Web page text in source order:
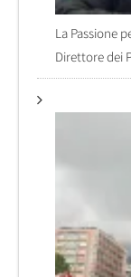
La Passione
Direttore dei